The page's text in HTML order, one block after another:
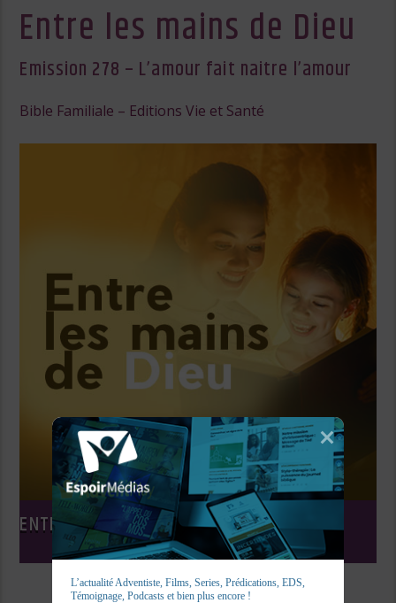
Entre les mains de Dieu
Emission 278 – L’amour fait naitre l’amour
Bible Familiale – Editions Vie et Santé
ENTRE LES MAINS DE DIEU
L’actualité Adventiste, Films, Series, Prédications, EDS,
Témoignage, Podcasts et bien plus encore !